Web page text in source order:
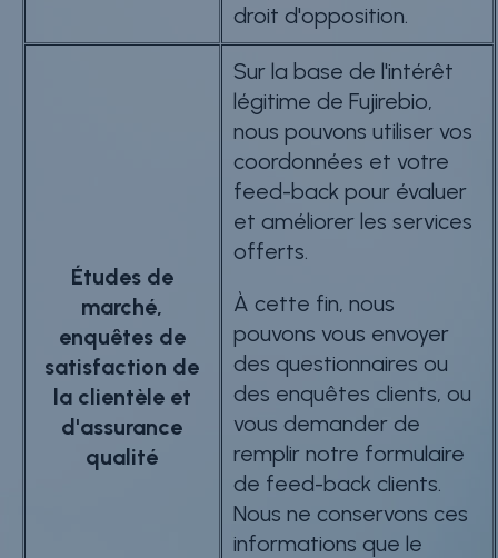
droit d'opposition.
Études de
marché,
enquêtes de
satisfaction de
la clientèle et
d'assurance
qualité
Sur la base de l'intérêt
légitime de Fujirebio,
nous pouvons utiliser vos
coordonnées et votre
feed-back pour évaluer
et améliorer les services
offerts.
À cette fin, nous
pouvons vous envoyer
des questionnaires ou
des enquêtes clients, ou
vous demander de
remplir notre formulaire
de feed-back clients.
Nous ne conservons ces
informations que le